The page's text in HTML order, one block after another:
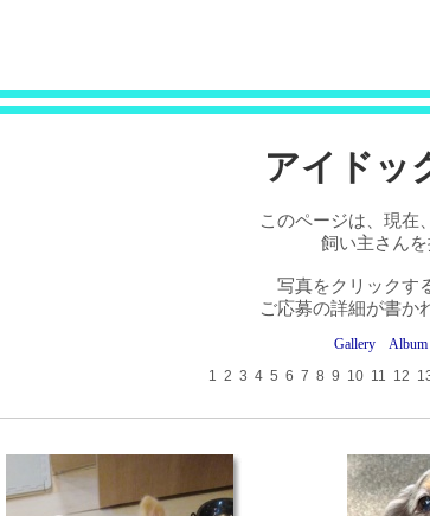
アイドッ
このページは、現在
飼い主さんを
写真をクリックす
ご応募の詳細が書か
Gallery Album
1 2 3 4 5 6 7 8 9 10 11 12